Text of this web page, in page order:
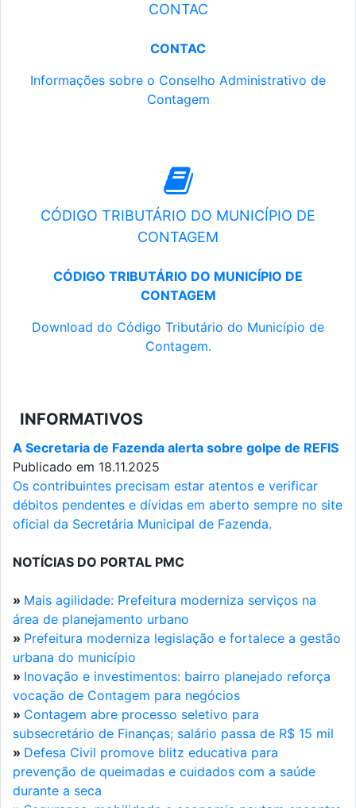
CONTAC
CONTAC
Informações sobre o Conselho Administrativo de
Contagem
CÓDIGO TRIBUTÁRIO DO MUNICÍPIO DE
CONTAGEM
CÓDIGO TRIBUTÁRIO DO MUNICÍPIO DE
CONTAGEM
Download do Código Tributário do Município de
Contagem.
INFORMATIVOS
A Secretaria de Fazenda alerta sobre golpe de REFIS
Publicado em 18.11.2025
Os contribuintes precisam estar atentos e verificar
débitos pendentes e dívidas em aberto sempre no site
oficial da Secretária Municipal de Fazenda.
NOTÍCIAS DO PORTAL PMC
» Mais agilidade: Prefeitura moderniza serviços na
área de planejamento urbano
» Prefeitura moderniza legislação e fortalece a gestão
urbana do município
» Inovação e investimentos: bairro planejado reforça
vocação de Contagem para negócios
» Contagem abre processo seletivo para
subsecretário de Finanças; salário passa de R$ 15 mil
» Defesa Civil promove blitz educativa para
prevenção de queimadas e cuidados com a saúde
durante a seca